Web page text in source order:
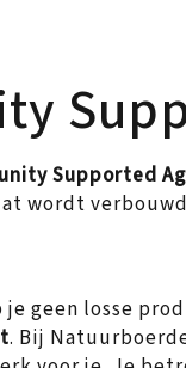
Supported
wordt
je geen losse
. Bij